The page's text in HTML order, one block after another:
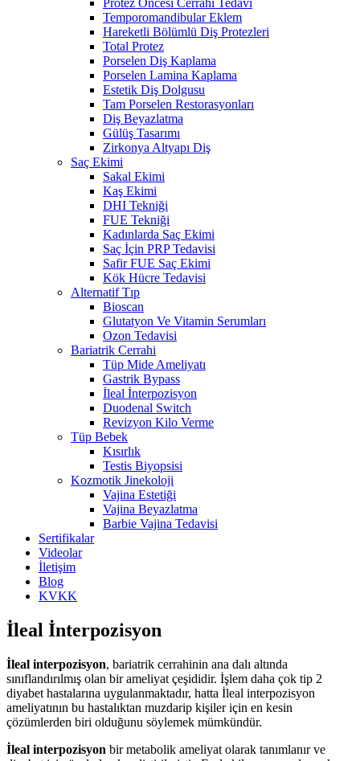
Protez Öncesi Cerrahi Tedavi
Temporomandibular Eklem
Hareketli Bölümlü Diş Protezleri
Total Protez
Porselen Diş Kaplama
Porselen Lamina Kaplama
Estetik Diş Dolgusu
Tam Porselen Restorasyonları
Diş Beyazlatma
Gülüş Tasarımı
Zirkonya Altyapı Diş
Saç Ekimi
Sakal Ekimi
Kaş Ekimi
DHI Tekniği
FUE Tekniği
Kadınlarda Saç Ekimi
Saç İçin PRP Tedavisi
Safir FUE Saç Ekimi
Kök Hücre Tedavisi
Alternatif Tıp
Bioscan
Glutatyon Ve Vitamin Serumları
Ozon Tedavisi
Bariatrik Cerrahi
Tüp Mide Ameliyatı
Gastrik Bypass
İleal İnterpozisyon
Duodenal Switch
Revizyon Kilo Verme
Tüp Bebek
Kısırlık
Testis Biyopsisi
Kozmotik Jinekoloji
Vajina Estetiği
Vajina Beyazlatma
Barbie Vajina Tedavisi
Sertifikalar
Videolar
İletişim
Blog
KVKK
İleal İnterpozisyon
İleal interpozisyon, bariatrik cerrahinin ana dalı altında
sınıflandırılmış olan bir ameliyat çeşididir. İşlem daha çok tip 2
diyabet hastalarına uygulanmaktadır, hatta İleal interpozisyon
ameliyatının bu hastalıktan muzdarip kişiler için en kesin
çözümlerden biri olduğunu söylemek mümkündür.
İleal interpozisyon bir metabolik ameliyat olarak tanımlanır ve